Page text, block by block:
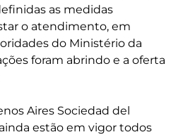
as medidas
o atendimento, em
do Ministério da
foram abrindo e a oferta
Aires Sociedad del
estão em vigor todos